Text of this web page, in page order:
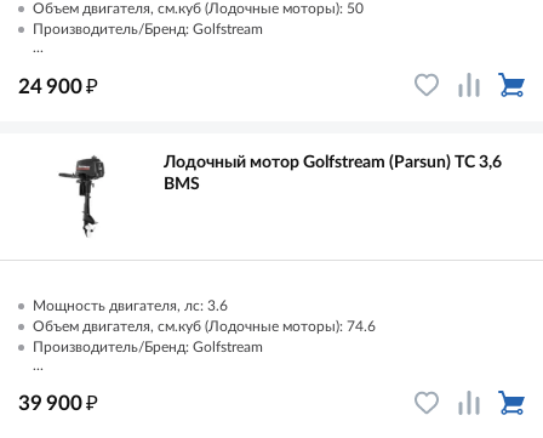
Объем двигателя, см.куб (Лодочные моторы): 50
Производитель/Бренд: Golfstream
...
24 900₽
Лодочный мотор Golfstream (Parsun) TC 3,6
ВМS
Мощность двигателя, лс: 3.6
Объем двигателя, см.куб (Лодочные моторы): 74.6
Производитель/Бренд: Golfstream
...
39 900₽